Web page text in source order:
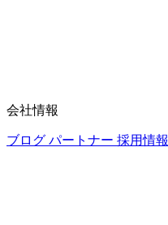
会社情報
ブログ パートナー 採用情報